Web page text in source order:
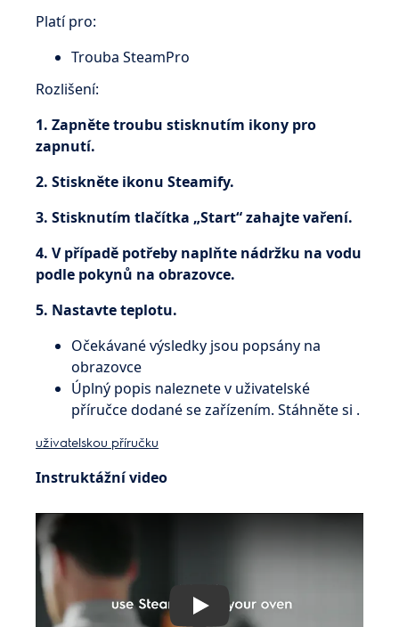
Platí pro:
Trouba SteamPro
Rozlišení:
1. Zapněte troubu stisknutím ikony pro
zapnutí.
2. Stiskněte ikonu Steamify.
3. Stisknutím tlačítka „Start“ zahajte vaření.
4. V případě potřeby naplňte nádržku na vodu
podle pokynů na obrazovce.
5. Nastavte teplotu.
Očekávané výsledky jsou popsány na
obrazovce
Úplný popis naleznete v uživatelské
příručce dodané se zařízením. Stáhněte si .
uživatelskou příručku
Instruktážní video
Play